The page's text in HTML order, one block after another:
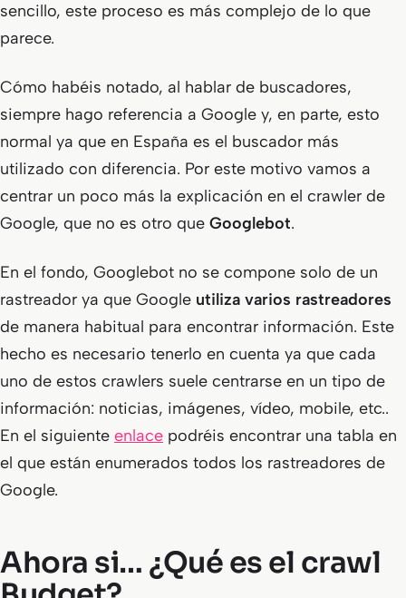
sencillo, este proceso es más complejo de lo que
parece.
Cómo habéis notado, al hablar de buscadores,
siempre hago referencia a Google y, en parte, esto
normal ya que en España es el buscador más
utilizado con diferencia. Por este motivo vamos a
centrar un poco más la explicación en el crawler de
Google, que no es otro que Googlebot.
En el fondo, Googlebot no se compone solo de un
rastreador ya que Google utiliza varios rastreadores
de manera habitual para encontrar información. Este
hecho es necesario tenerlo en cuenta ya que cada
uno de estos crawlers suele centrarse en un tipo de
información: noticias, imágenes, vídeo, mobile, etc..
En el siguiente enlace podréis encontrar una tabla en
el que están enumerados todos los rastreadores de
Google.
Ahora si… ¿Qué es el crawl